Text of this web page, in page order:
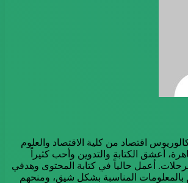
اقتصاد من كلية الاقتصاد والعلوم
أعشق الكتابة والتدوين وأحب كثيراً
أعمل حالياً في كتابة المحتوى وهدفي
بالمعلومات المناسبة بشكل شيق، ومنحهم